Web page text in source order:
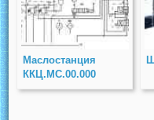
Маслостанция
ККЦ.МС.00.000